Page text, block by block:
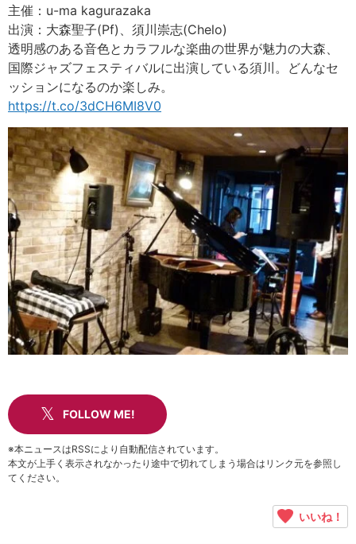
主催：u-ma kagurazaka
出演：大森聖子(Pf)、須川崇志(Chelo)
透明感のある音色とカラフルな楽曲の世界が魅力の大森、
国際ジャズフェスティバルに出演している須川。どんなセ
ッションになるのか楽しみ。
https://t.co/3dCH6MI8V0
FOLLOW ME!
※本ニュースはRSSにより自動配信されています。
本文が上手く表示されなかったり途中で切れてしまう場合はリンク元を参照し
てください。
いいね！